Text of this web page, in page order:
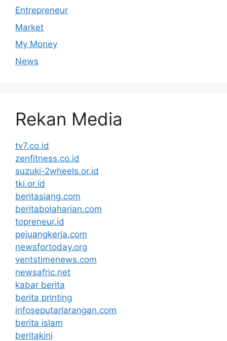
Entrepreneur
Market
My Money
News
Rekan Media
tv7.co.id
zenfitness.co.id
suzuki-2wheels.or.id
tki.or.id
beritasiang.com
beritabolaharian.com
topreneur.id
pejuangkerja.com
newsfortoday.org
ventstimenews.com
newsafric.net
kabar berita
berita printing
infoseputarlarangan.com
berita islam
beritakini